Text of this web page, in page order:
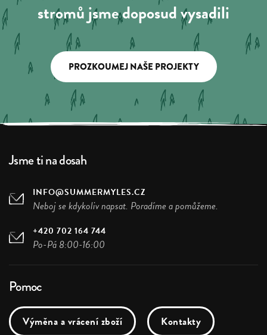
stromů jsme doposud vysadili
PROZKOUMEJ NAŠE PROJEKTY
Jsme ti na dosah
INFO@SUMMERMYLES.CZ
Neboj se kdykoliv napsat. Poradíme a pomůžeme.
+420 702 164 744
Po-Pá 8:00-16:00
Pomoc
Výměna a vrácení zboží Kontakty